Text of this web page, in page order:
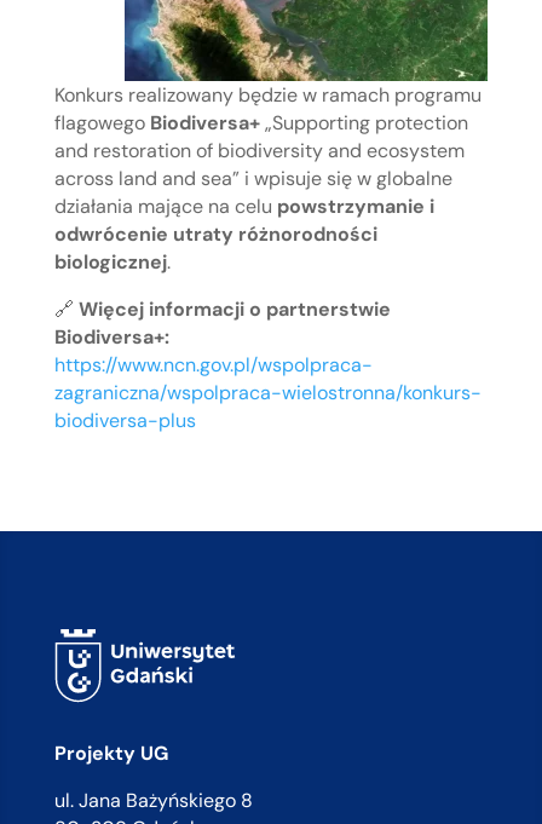
Konkurs realizowany będzie w ramach programu
flagowego Biodiversa+„Supporting protection
and restoration of biodiversity and ecosystem
across land and sea” i wpisuje się w globalne
działania mające na celu powstrzymanie i
odwrócenie utraty różnorodności
biologicznej.
🔗 Więcej informacji o partnerstwie
Biodiversa+:
https://www.ncn.gov.pl/wspolpraca-
zagraniczna/wspolpraca-wielostronna/konkurs-
biodiversa-plus
Projekty UG
ul. Jana Bażyńskiego 8